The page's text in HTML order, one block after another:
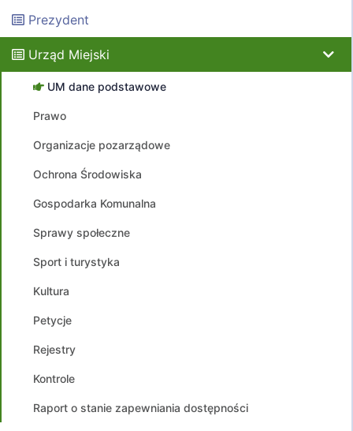
Prezydent
Urząd Miejski
UM dane podstawowe
Prawo
Organizacje pozarządowe
Ochrona Środowiska
Gospodarka Komunalna
Sprawy społeczne
Sport i turystyka
Kultura
Petycje
Rejestry
Kontrole
Raport o stanie zapewniania dostępności